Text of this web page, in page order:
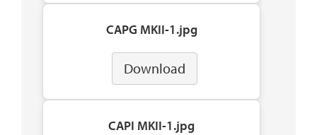
CAPG MKII-1.jpg
Download
CAPI MKII-1.jpg